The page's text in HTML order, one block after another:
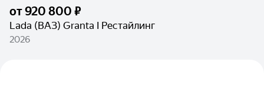
от920 800 ₽
Lada (ВАЗ) Granta I Рестайлинг
2026